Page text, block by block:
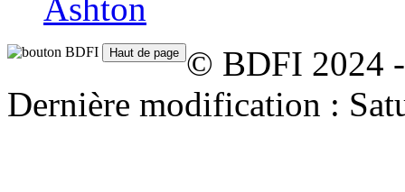
Ashton
© BDFI 2024
Dernière modification :